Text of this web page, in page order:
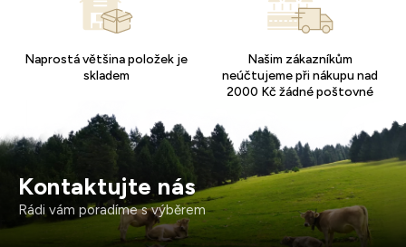
Naprostá většina položek je
skladem
Našim zákazníkům
neúčtujeme při nákupu nad
2000 Kč žádné poštovné
Kontaktujte nás
Rádi vám poradíme s výběrem